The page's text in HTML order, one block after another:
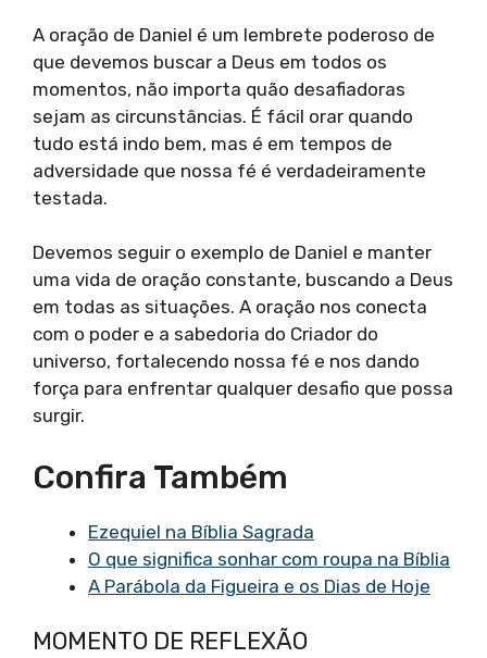
A oração de Daniel é um lembrete poderoso de
que devemos buscar a Deus em todos os
momentos, não importa quão desafiadoras
sejam as circunstâncias. É fácil orar quando
tudo está indo bem, mas é em tempos de
adversidade que nossa fé é verdadeiramente
testada.
Devemos seguir o exemplo de Daniel e manter
uma vida de oração constante, buscando a Deus
em todas as situações. A oração nos conecta
com o poder e a sabedoria do Criador do
universo, fortalecendo nossa fé e nos dando
força para enfrentar qualquer desafio que possa
surgir.
Confira Também
Ezequiel na Bíblia Sagrada
O que significa sonhar com roupa na Bíblia
A Parábola da Figueira e os Dias de Hoje
MOMENTO DE REFLEXÃO